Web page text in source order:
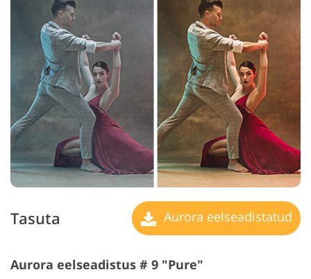
Tasuta Aurora eelseadistatud
Aurora eelseadistus # 9 "Pure"